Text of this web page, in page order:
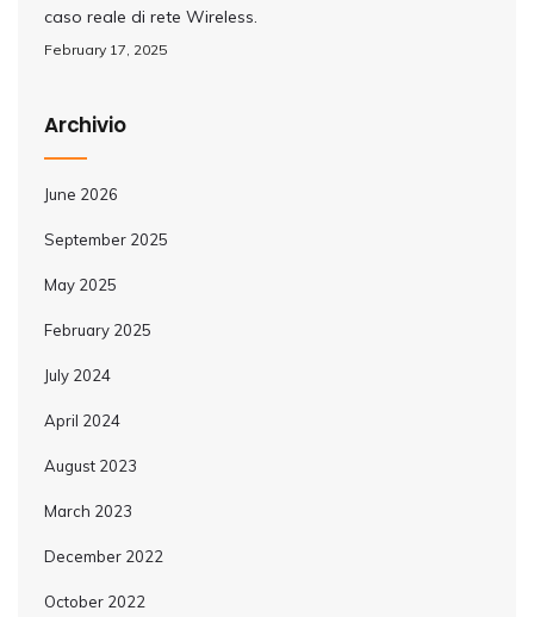
caso reale di rete Wireless.
February 17, 2025
Archivio
June 2026
September 2025
May 2025
February 2025
July 2024
April 2024
August 2023
March 2023
December 2022
October 2022